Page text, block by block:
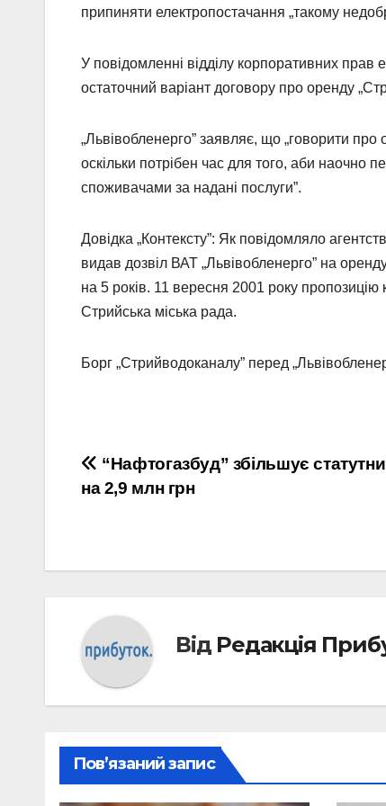
припиняти електропостачання „такому
У повідомленні відділу корпоративних
остаточний варіант договору про оренду
„Львівобленерго” заявляє, що „говорити
оскільки потрібен час для того, аби наочно
споживачами за надані послуги”.
Довідка „Контексту”: Як повідомляло
видав дозвіл ВАТ „Львівобленерго” на
на 5 років. 11 вересня 2001 року
Стрийська міська рада.
Борг „Стрийводоканалу” перед
Навігація
записів
“Нафтогазбуд” збільшує
на 2,9 млн грн
Від Редакція
Пов’язаний запис